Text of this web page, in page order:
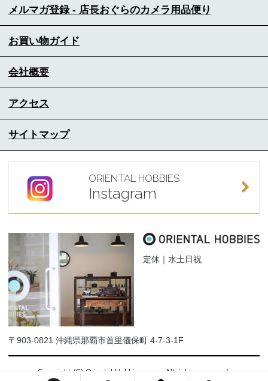
メルマガ登録 - 店長おぐらのカメラ用品便り
お買い物ガイド
会社概要
アクセス
サイトマップ
ORIENTAL HOBBIES
Instagram
定休｜水土日祝
〒903-0821 沖縄県那覇市首里儀保町 4-7-3-1F
Copyright (C) Oriental-Hobbies.com. All rights reserved.